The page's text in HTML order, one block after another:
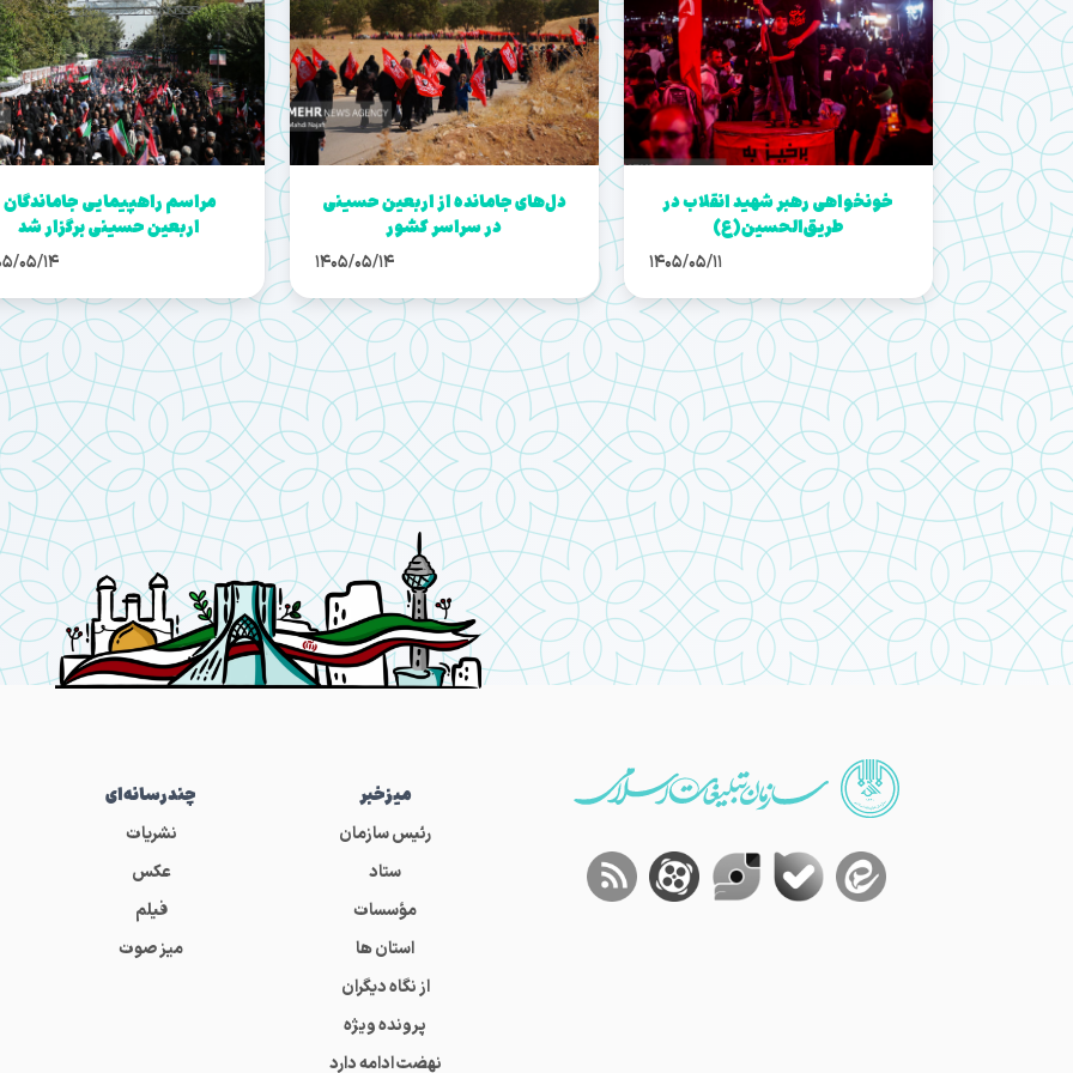
مراسم راهپیمایی جاماندگان
اربعین حسینی برگزار شد
05/14
دل‌های جامانده از اربعین حسینی
در سراسر کشور
1405/05/14
خونخواهی رهبر شهید انقلاب در
طریق‌الحسین(ع)
1405/05/11
میز‌خبر
رئیس سازمان
ستاد
مؤسسات
استان ها
از نگاه دیگران
پرونده ویژه
نهضت ادامه دارد
چندرسانه‌ای
نشریات
عکس
فیلم
میز صوت